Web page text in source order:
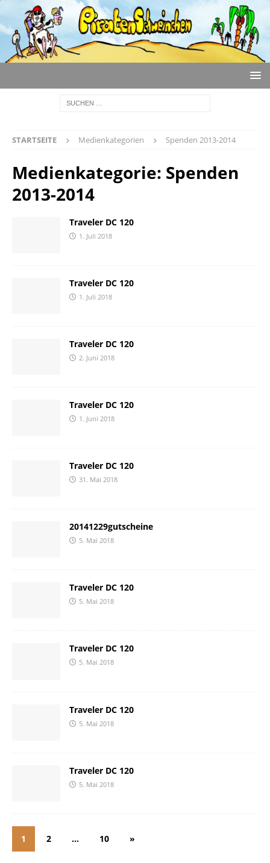
STARTSEITE Medienkategorien Spenden 2013-2014
Medienkategorie: Spenden
2013-2014
Traveler DC 120
1. Juli 2018
Traveler DC 120
1. Juli 2018
Traveler DC 120
2. Juni 2018
Traveler DC 120
1. Juni 2018
Traveler DC 120
31. Mai 2018
20141229gutscheine
5. Mai 2018
Traveler DC 120
5. Mai 2018
Traveler DC 120
5. Mai 2018
Traveler DC 120
5. Mai 2018
Traveler DC 120
5. Mai 2018
1 2 … 10 »